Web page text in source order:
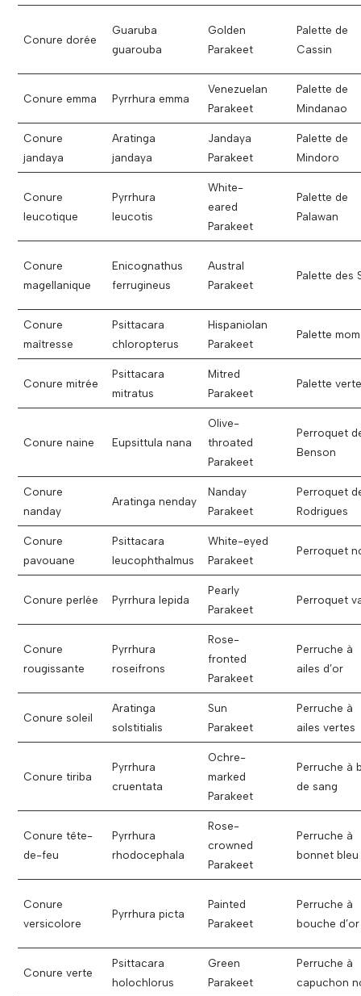
Conure dorée
Guaruba
guarouba
Golden
Parakeet
Palette de
Cassin
Conure emma Pyrrhura emma
Venezuelan
Parakeet
Palette de
Mindanao
Conure
jandaya
Aratinga
jandaya
Jandaya
Parakeet
Palette de
Mindoro
Conure
leucotique
Pyrrhura
leucotis
White-
eared
Parakeet
Palette de
Palawan
Conure
magellanique
Enicognathus
ferrugineus
Austral
Parakeet
Palette des
Conure
maîtresse
Psittacara
chloropterus
Hispaniolan
Parakeet
Palette
Conure mitrée
Psittacara
mitratus
Mitred
Parakeet
Palette verte
Conure naine Eupsittula nana
Olive-
throated
Parakeet
Perroquet
Benson
Conure
nanday
Aratinga nenday
Nanday
Parakeet
Perroquet
Rodrigues
Conure
pavouane
Psittacara
leucophthalmus
White-eyed
Parakeet
Perroquet
Conure perlée Pyrrhura lepida
Pearly
Parakeet
Perroquet
Conure
rougissante
Pyrrhura
roseifrons
Rose-
fronted
Parakeet
Perruche à
ailes d’or
Conure soleil
Aratinga
solstitialis
Sun
Parakeet
Perruche à
ailes vertes
Conure tiriba
Pyrrhura
cruentata
Ochre-
marked
Parakeet
Perruche à
de sang
Conure tête-
de-feu
Pyrrhura
rhodocephala
Rose-
crowned
Parakeet
Perruche à
bonnet bleu
Conure
versicolore
Pyrrhura picta
Painted
Parakeet
Perruche à
bouche d’or
Conure verte
Psittacara
holochlorus
Green
Parakeet
Perruche à
capuchon